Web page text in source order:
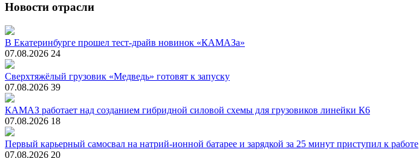
Новости отрасли
В Екатеринбурге прошел тест-драйв новинок «КАМАЗа»
07.08.2026 24
Сверхтяжёлый грузовик «Медведь» готовят к запуску
07.08.2026 39
КАМАЗ работает над созданием гибридной силовой схемы для грузовиков линейки К6
07.08.2026 18
Первый карьерный самосвал на натрий-ионной батарее и зарядкой за 25 минут приступил к работе
07.08.2026 20